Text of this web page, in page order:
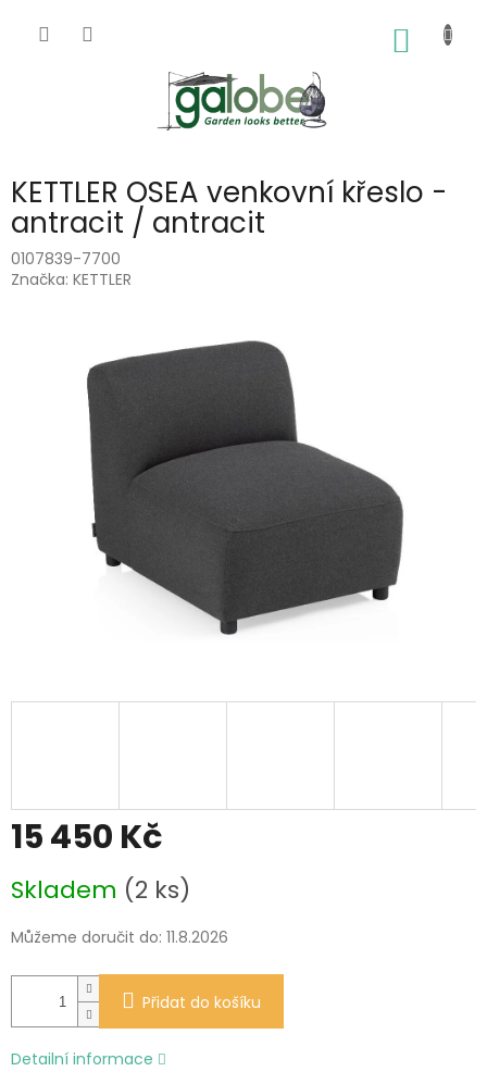
KETTLER OSEA venkovní křeslo -
antracit / antracit
0107839-7700
Značka: KETTLER
15 450 Kč
cena:
Skladem (2 ks)
Můžeme doručit do: 11.8.2026
Přidat do košíku
Detailní informace